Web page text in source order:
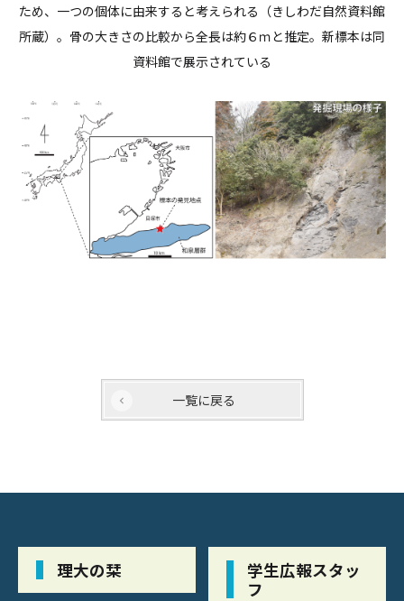
ため、一つの個体に由来すると考えられる（きしわだ自然資料館
所蔵）。骨の大きさの比較から全長は約６ｍと推定。新標本は同
資料館で展示されている
一覧に戻る
理大の栞
学生広報スタッ
フ